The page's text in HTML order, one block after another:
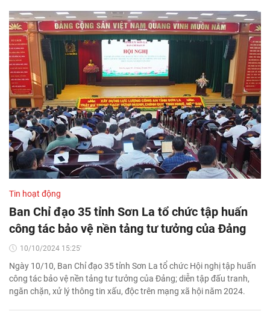
Tin hoạt động
Ban Chỉ đạo 35 tỉnh Sơn La tổ chức tập huấn
công tác bảo vệ nền tảng tư tưởng của Đảng
10/10/2024 15:25'
Ngày 10/10, Ban Chỉ đạo 35 tỉnh Sơn La tổ chức Hội nghị tập huấn
công tác bảo vệ nền tảng tư tưởng của Đảng; diễn tập đấu tranh,
ngăn chặn, xử lý thông tin xấu, độc trên mạng xã hội năm 2024.